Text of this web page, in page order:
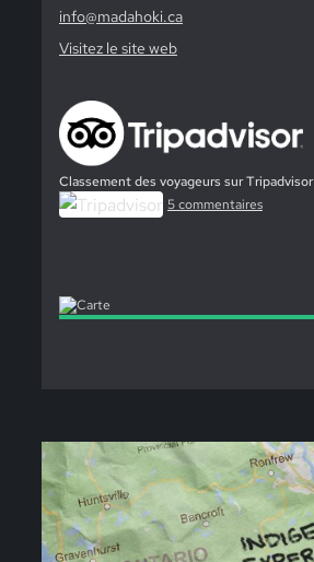
info@madahoki.ca
Visitez le site web
Classement des voyageurs sur Tripadvisor
5 commentaires